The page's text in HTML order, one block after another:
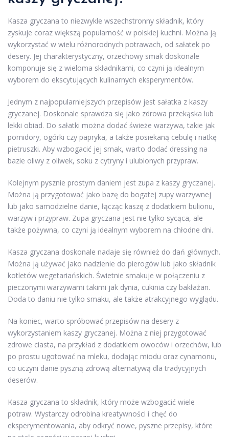
Kasza gryczana to niezwykle wszechstronny składnik, który
zyskuje coraz większą popularność w polskiej kuchni. Można ją
wykorzystać w wielu różnorodnych potrawach, od sałatek po
desery. Jej charakterystyczny, orzechowy smak doskonale
komponuje się z wieloma składnikami, co czyni ją idealnym
wyborem do ekscytujących kulinarnych eksperymentów.
Jednym z najpopularniejszych przepisów jest sałatka z kaszy
gryczanej. Doskonale sprawdza się jako zdrowa przekąska lub
lekki obiad. Do sałatki można dodać świeże warzywa, takie jak
pomidory, ogórki czy papryka, a także posiekaną cebulę i natkę
pietruszki. Aby wzbogacić jej smak, warto dodać dressing na
bazie oliwy z oliwek, soku z cytryny i ulubionych przypraw.
Kolejnym pysznie prostym daniem jest zupa z kaszy gryczanej.
Można ją przygotować jako bazę do bogatej zupy warzywnej
lub jako samodzielne danie, łącząc kaszę z dodatkiem bulionu,
warzyw i przypraw. Zupa gryczana jest nie tylko sycąca, ale
także pożywna, co czyni ją idealnym wyborem na chłodne dni.
Kasza gryczana doskonale nadaje się również do dań głównych.
Można ją używać jako nadzienie do pierogów lub jako składnik
kotletów wegetariańskich. Świetnie smakuje w połączeniu z
pieczonymi warzywami takimi jak dynia, cukinia czy bakłażan.
Doda to daniu nie tylko smaku, ale także atrakcyjnego wyglądu.
Na koniec, warto spróbować przepisów na desery z
wykorzystaniem kaszy gryczanej. Można z niej przygotować
zdrowe ciasta, na przykład z dodatkiem owoców i orzechów, lub
po prostu ugotować na mleku, dodając miodu oraz cynamonu,
co uczyni danie pyszną zdrową alternatywą dla tradycyjnych
deserów.
Kasza gryczana to składnik, który może wzbogacić wiele
potraw. Wystarczy odrobina kreatywności i chęć do
eksperymentowania, aby odkryć nowe, pyszne przepisy, które